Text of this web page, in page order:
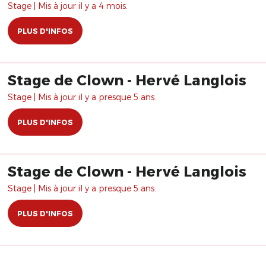
Stage | Mis à jour il y a 4 mois.
PLUS D'INFOS
Stage de Clown - Hervé Langlois
Stage | Mis à jour il y a presque 5 ans.
PLUS D'INFOS
Stage de Clown - Hervé Langlois
Stage | Mis à jour il y a presque 5 ans.
PLUS D'INFOS